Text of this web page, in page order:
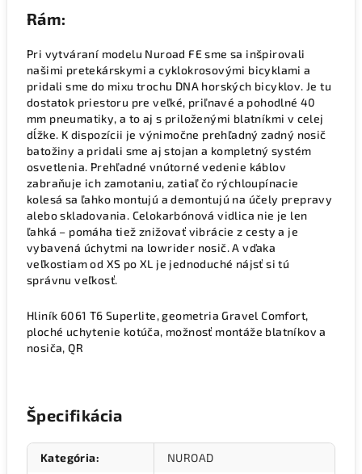
Rám:
Pri vytváraní modelu Nuroad FE sme sa inšpirovali
našimi pretekárskymi a cyklokrosovými bicyklami a
pridali sme do mixu trochu DNA horských bicyklov. Je tu
dostatok priestoru pre veľké, priľnavé a pohodlné 40
mm pneumatiky, a to aj s priloženými blatníkmi v celej
dĺžke. K dispozícii je výnimočne prehľadný zadný nosič
batožiny a pridali sme aj stojan a kompletný systém
osvetlenia. Prehľadné vnútorné vedenie káblov
zabraňuje ich zamotaniu, zatiaľ čo rýchloupínacie
kolesá sa ľahko montujú a demontujú na účely prepravy
alebo skladovania. Celokarbónová vidlica nie je len
ľahká – pomáha tiež znižovať vibrácie z cesty a je
vybavená úchytmi na lowrider nosič. A vďaka
veľkostiam od XS po XL je jednoduché nájsť si tú
správnu veľkosť.
Hliník 6061 T6 Superlite, geometria Gravel Comfort,
ploché uchytenie kotúča, možnosť montáže blatníkov a
nosiča, QR
Špecifikácia
Kategória: NUROAD